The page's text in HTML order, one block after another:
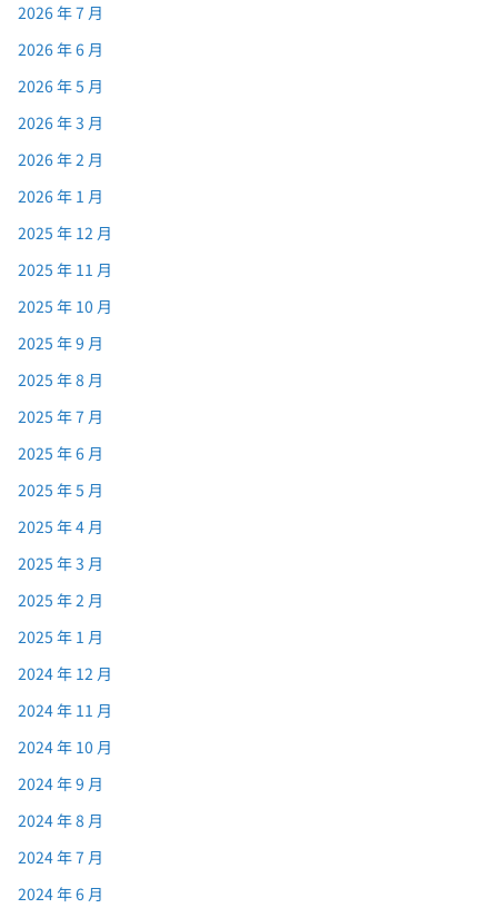
2026 年 7 月
2026 年 6 月
2026 年 5 月
2026 年 3 月
2026 年 2 月
2026 年 1 月
2025 年 12 月
2025 年 11 月
2025 年 10 月
2025 年 9 月
2025 年 8 月
2025 年 7 月
2025 年 6 月
2025 年 5 月
2025 年 4 月
2025 年 3 月
2025 年 2 月
2025 年 1 月
2024 年 12 月
2024 年 11 月
2024 年 10 月
2024 年 9 月
2024 年 8 月
2024 年 7 月
2024 年 6 月